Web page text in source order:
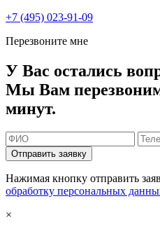
+7 (495) 023-91-09
Перезвоните мне
У Вас остались
Мы Вам
минут.
Отправить заявку
Нажимая кнопку отправить
обработку персональных
×